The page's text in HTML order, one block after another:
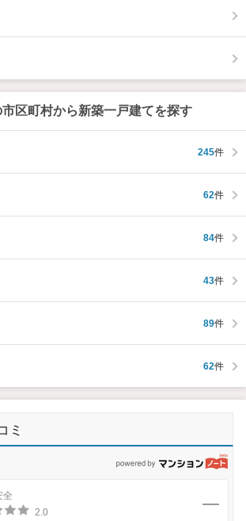
区町村から新築一戸建てを探す
245件
62件
84件
43件
89件
62件
ミ
全
2.0